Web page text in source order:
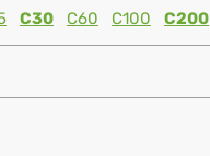
C30 C60 C100 C200